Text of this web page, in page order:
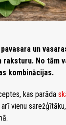
un
raksturu. No tām
kombinācijas.
kas parāda
vienu